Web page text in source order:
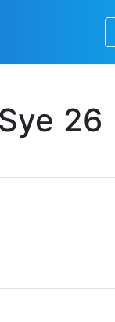
26